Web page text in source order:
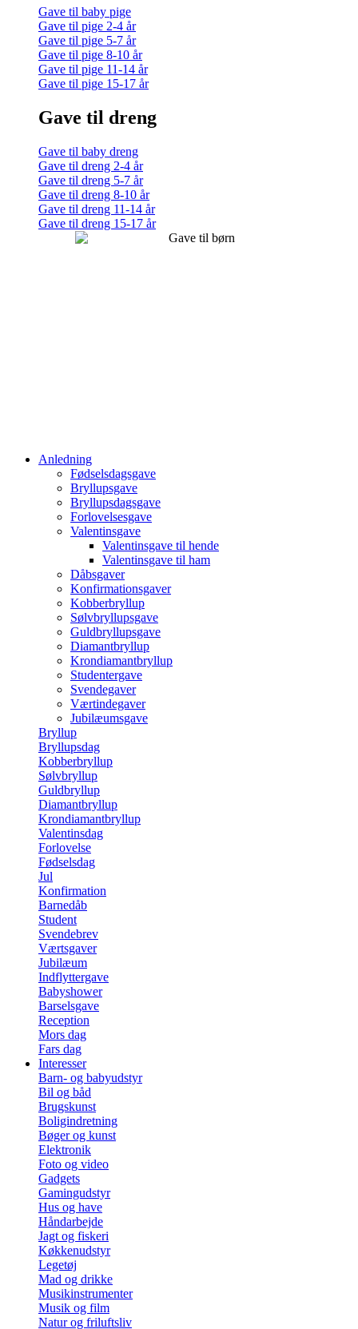
Gave til baby pige
Gave til pige 2-4 år
Gave til pige 5-7 år
Gave til pige 8-10 år
Gave til pige 11-14 år
Gave til pige 15-17 år
Gave til dreng
Gave til baby dreng
Gave til dreng 2-4 år
Gave til dreng 5-7 år
Gave til dreng 8-10 år
Gave til dreng 11-14 år
Gave til dreng 15-17 år
Anledning
Fødselsdagsgave
Bryllupsgave
Bryllupsdagsgave
Forlovelsesgave
Valentinsgave
Valentinsgave til hende
Valentinsgave til ham
Dåbsgaver
Konfirmationsgaver
Kobberbryllup
Sølvbryllupsgave
Guldbryllupsgave
Diamantbryllup
Krondiamantbryllup
Studentergave
Svendegaver
Værtindegaver
Jubilæumsgave
Bryllup
Bryllupsdag
Kobberbryllup
Sølvbryllup
Guldbryllup
Diamantbryllup
Krondiamantbryllup
Valentinsdag
Forlovelse
Fødselsdag
Jul
Konfirmation
Barnedåb
Student
Svendebrev
Værtsgaver
Jubilæum
Indflyttergave
Babyshower
Barselsgave
Reception
Mors dag
Fars dag
Interesser
Barn- og babyudstyr
Bil og båd
Brugskunst
Boligindretning
Bøger og kunst
Elektronik
Foto og video
Gadgets
Gamingudstyr
Hus og have
Håndarbejde
Jagt og fiskeri
Køkkenudstyr
Legetøj
Mad og drikke
Musikinstrumenter
Musik og film
Natur og friluftsliv